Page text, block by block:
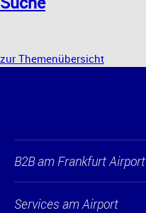
zur Themenübersicht
B2B am Frankfurt Airport
Services am Airport